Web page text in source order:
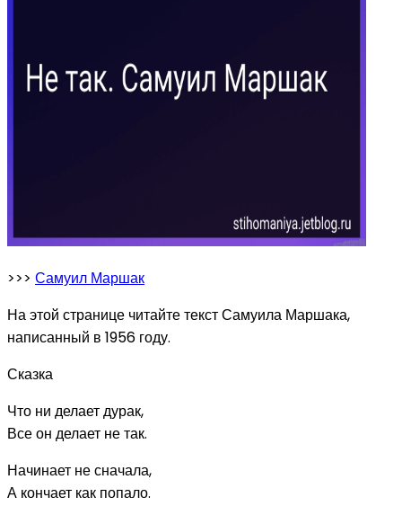
>>> Самуил Маршак
На этой странице читайте текст Самуила Маршака,
написанный в 1956 году.
Сказка
Что ни делает дурак,
Все он делает не так.
Начинает не сначала,
А кончает как попало.